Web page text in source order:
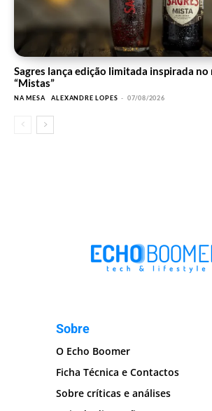
Sagres lança edição limitada inspirada
“Mistas”
NA MESA ALEXANDRE LOPES - 07/08/2026
Sobre
O Echo Boomer
Ficha Técnica e Contactos
Sobre críticas e análises